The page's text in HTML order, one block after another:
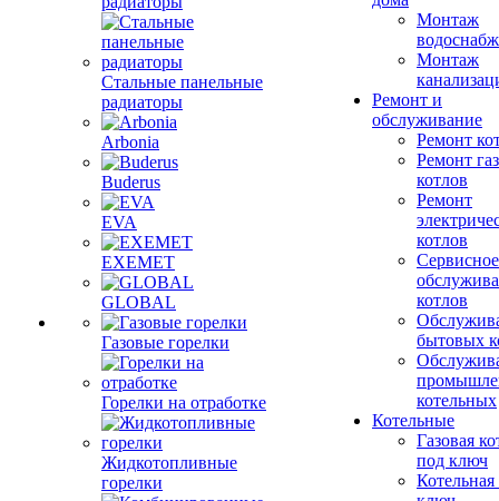
Стальные панельные
радиаторы
Arbonia
Buderus
EVA
EXEMET
GLOBAL
Газовые горелки
Горелки на отработке
Жидкотопливные
горелки
Монтаж
Монтаж
Ремонт и
обслуживание
Ремонт
Ремонт
котлов
Ремонт
котлов
Сервисное
котлов
бытовых
котельных
Котельные
Газовая
под ключ